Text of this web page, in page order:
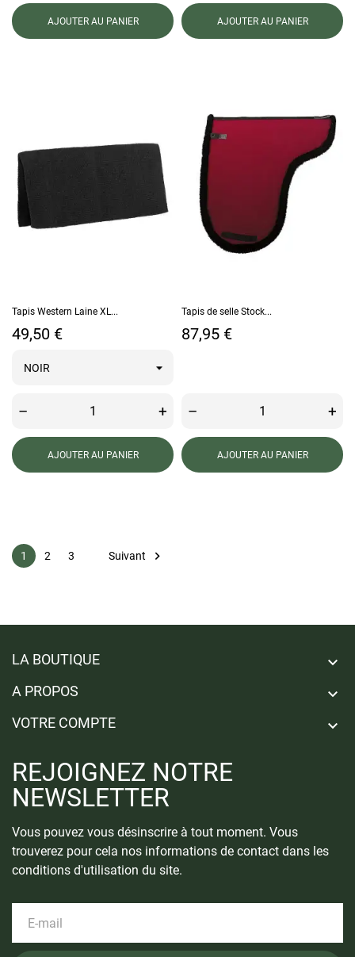
AJOUTER AU PANIER AJOUTER AU PANIER
Tapis Western Laine XL...
Prix
49,50 €
– +
AJOUTER AU PANIER
Tapis de selle Stock...
Prix
87,95 €
– +
AJOUTER AU PANIER
1 2 3 Suivant 
LA BOUTIQUE 
A PROPOS 
VOTRE COMPTE 
REJOIGNEZ NOTRE
NEWSLETTER
Vous pouvez vous désinscrire à tout moment. Vous
trouverez pour cela nos informations de contact dans les
conditions d'utilisation du site.